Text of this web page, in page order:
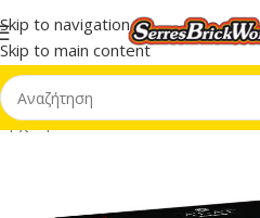
Skip to navigation
Skip to main content
Αρχική σελίδα/LEGO® Star Wars™